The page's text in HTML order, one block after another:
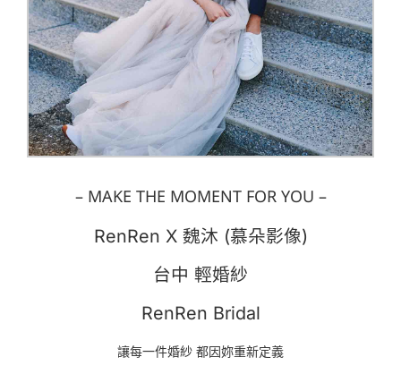
– MAKE THE MOMENT FOR YOU –
RenRen X 魏沐 (慕朵影像)
台中 輕婚紗
RenRen Bridal
讓每一件婚紗 都因妳重新定義